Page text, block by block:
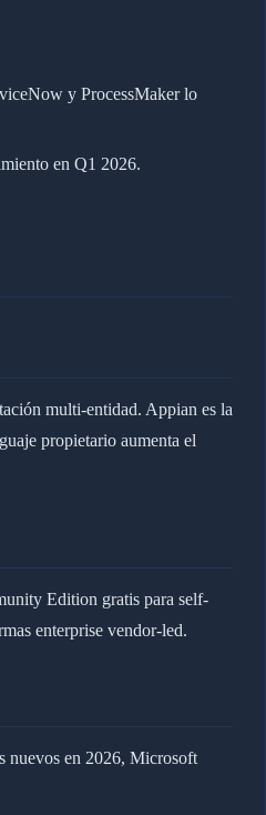
y ProcessMaker lo
en Q1 2026.
multi-entidad. Appian es la
propietario aumenta el
Edition gratis para self-
enterprise vendor-led.
nuevos en 2026, Microsoft